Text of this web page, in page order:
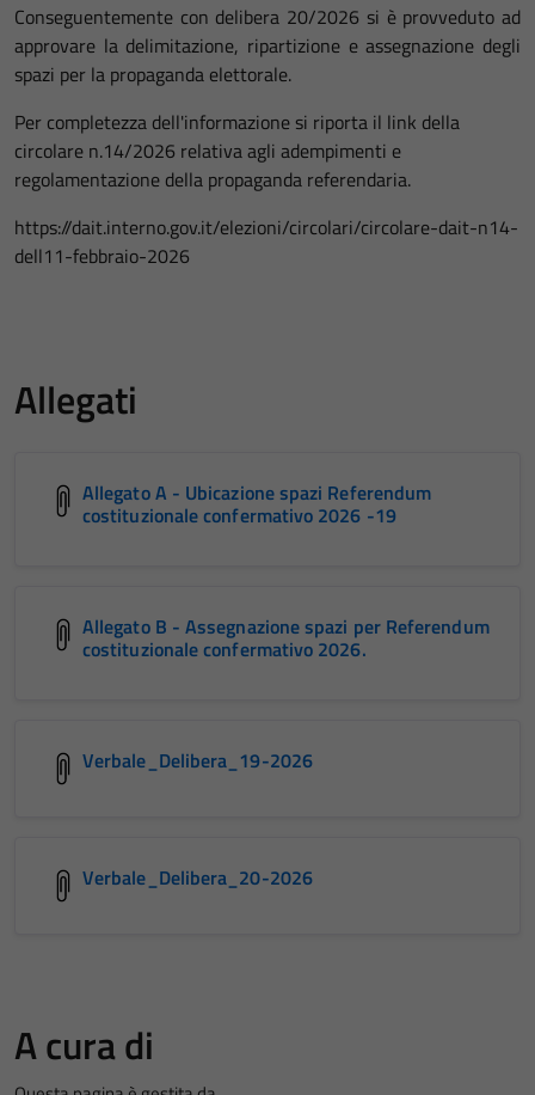
Conseguentemente con delibera 20/2026 si è provveduto ad
approvare la delimitazione, ripartizione e assegnazione degli
spazi per la propaganda elettorale.
Per completezza dell'informazione si riporta il link della
circolare n.14/2026 relativa agli adempimenti e
regolamentazione della propaganda referendaria.
https://dait.interno.gov.it/elezioni/circolari/circolare-dait-n14-
dell11-febbraio-2026
Allegati
Allegato A - Ubicazione spazi Referendum
costituzionale confermativo 2026 -19
Allegato B - Assegnazione spazi per Referendum
costituzionale confermativo 2026.
Verbale_Delibera_19-2026
Verbale_Delibera_20-2026
A cura di